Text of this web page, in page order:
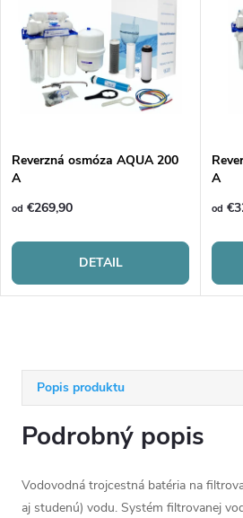
Popis produktu
Podrobný popis
Vodovodná trojcestná batéria na
aj studenú) vodu. Systém filtrovanej
Reverzná osmóza AQUA 200
A
od €269,90
DETAIL
A
od